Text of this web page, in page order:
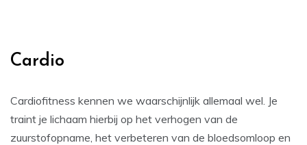
Cardio
Cardiofitness kennen we waarschijnlijk allemaal wel. Je
traint je lichaam hierbij op het verhogen van de
zuurstofopname, het verbeteren van de bloedsomloop en